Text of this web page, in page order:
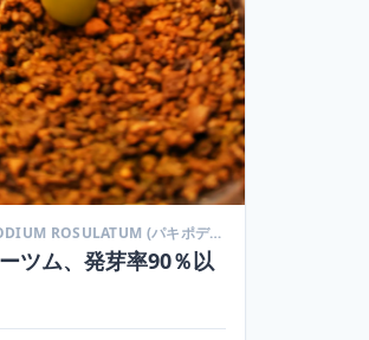
PACHYPODIUM ROSULATUM (パキポディウム ロスラーツム)
ツム、発芽率90％以